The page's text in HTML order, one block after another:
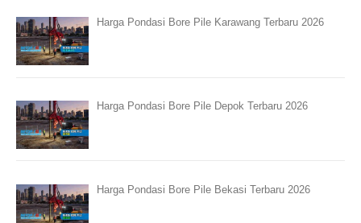
Harga Pondasi Bore Pile Karawang Terbaru 2026
Harga Pondasi Bore Pile Depok Terbaru 2026
Harga Pondasi Bore Pile Bekasi Terbaru 2026